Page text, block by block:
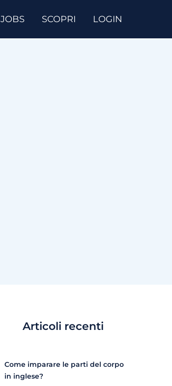
JOBS SCOPRI LOGIN
Articoli recenti
Come imparare le parti del corpo
in inglese?